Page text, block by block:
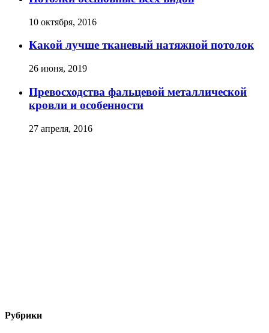
10 октября, 2016
Какой лучше тканевый натяжной потолок
26 июня, 2019
Превосходства фальцевой металлической
кровли и особенности
27 апреля, 2016
Рубрики